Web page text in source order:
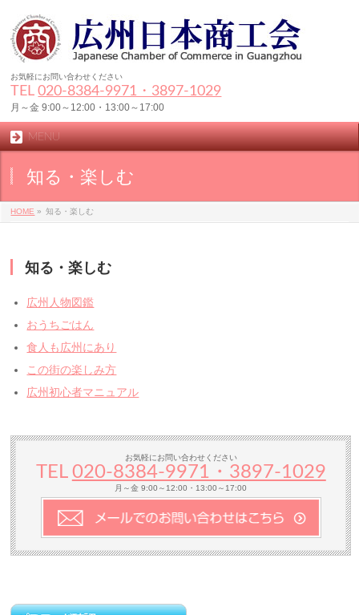
お気軽にお問い合わせください
TEL020-8384‐9971・3897-1029
月～金 9:00～12:00・13:00～17:00
MENU
知る・楽しむ
HOME » 知る・楽しむ
知る・楽しむ
広州人物図鑑
おうちごはん
食人も広州にあり
この街の楽しみ方
広州初心者マニュアル
お気軽にお問い合わせください
TEL 020-8384‐9971・3897-1029
月～金 9:00～12:00・13:00～17:00